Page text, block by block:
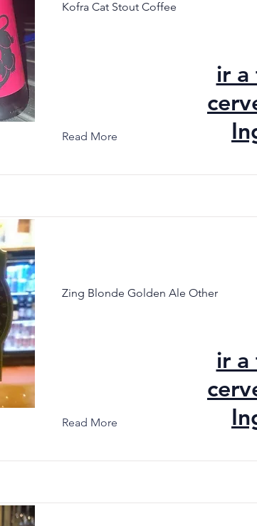
Kofra Cat Stout Coffee
Read More
ir a
Zing Blonde Golden Ale Other
Read More
ir a